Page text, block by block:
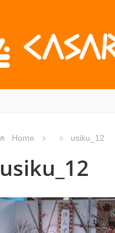
Home usiku_12
usiku_12